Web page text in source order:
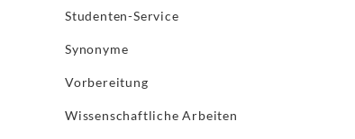
Studenten-Service
Synonyme
Vorbereitung
Wissenschaftliche Arbeiten